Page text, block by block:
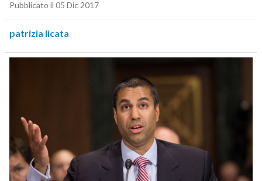
Pubblicato il 05 Dic 2017
patrizia licata